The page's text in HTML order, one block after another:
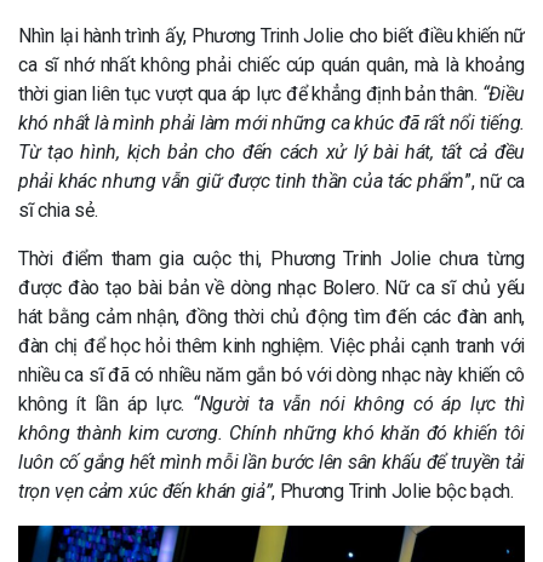
Nhìn lại hành trình ấy, Phương Trinh Jolie cho biết điều khiến nữ
ca sĩ nhớ nhất không phải chiếc cúp quán quân, mà là khoảng
thời gian liên tục vượt qua áp lực để khẳng định bản thân. “Điều
khó nhất là mình phải làm mới những ca khúc đã rất nổi tiếng.
Từ tạo hình, kịch bản cho đến cách xử lý bài hát, tất cả đều
phải khác nhưng vẫn giữ được tinh thần của tác phẩm”, nữ ca
sĩ chia sẻ.
Thời điểm tham gia cuộc thi, Phương Trinh Jolie chưa từng
được đào tạo bài bản về dòng nhạc Bolero. Nữ ca sĩ chủ yếu
hát bằng cảm nhận, đồng thời chủ động tìm đến các đàn anh,
đàn chị để học hỏi thêm kinh nghiệm. Việc phải cạnh tranh với
nhiều ca sĩ đã có nhiều năm gắn bó với dòng nhạc này khiến cô
không ít lần áp lực. “Người ta vẫn nói không có áp lực thì
không thành kim cương. Chính những khó khăn đó khiến tôi
luôn cố gắng hết mình mỗi lần bước lên sân khấu để truyền tải
trọn vẹn cảm xúc đến khán giả”, Phương Trinh Jolie bộc bạch.